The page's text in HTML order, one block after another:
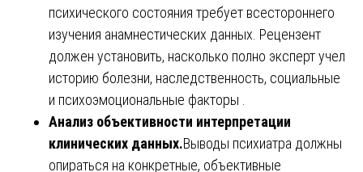
психического состояния требует всестороннего
изучения анамнестических данных. Рецензент
должен установить, насколько полно эксперт учел
историю болезни, наследственность, социальные
и психоэмоциональные факторы .
Анализ объективности интерпретации
клинических данных.Выводы психиатра должны
опираться на конкретные, объективные